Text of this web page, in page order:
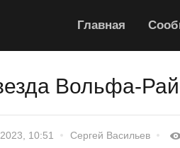
Главная
Вольфа-
10:51 Сергей Васильев